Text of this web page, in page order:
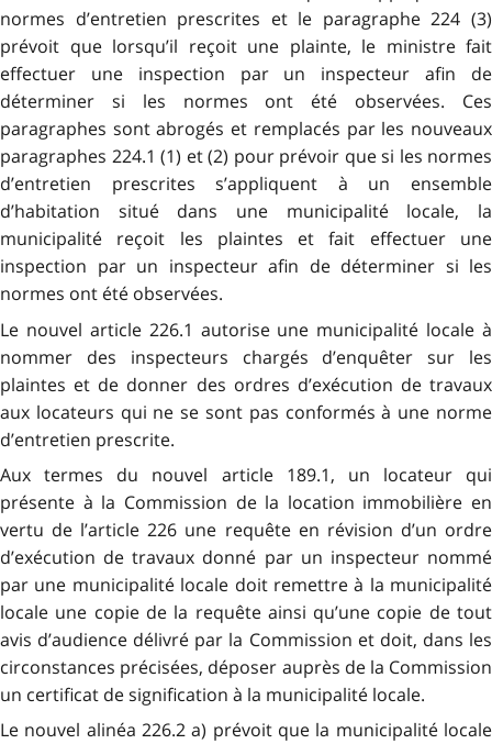
normes d’entretien prescrites et le paragraphe 224 (3)
prévoit que lorsqu’il reçoit une plainte, le ministre fait
effectuer une inspection par un inspecteur afin de
déterminer si les normes ont été observées. Ces
paragraphes sont abrogés et remplacés par les nouveaux
paragraphes 224.1 (1) et (2) pour prévoir que si les normes
d’entretien prescrites s’appliquent à un ensemble
d’habitation situé dans une municipalité locale, la
municipalité reçoit les plaintes et fait effectuer une
inspection par un inspecteur afin de déterminer si les
normes ont été observées.
Le nouvel article 226.1 autorise une municipalité locale à
nommer des inspecteurs chargés d’enquêter sur les
plaintes et de donner des ordres d’exécution de travaux
aux locateurs qui ne se sont pas conformés à une norme
d’entretien prescrite.
Aux termes du nouvel article 189.1, un locateur qui
présente à la Commission de la location immobilière en
vertu de l’article 226 une requête en révision d’un ordre
d’exécution de travaux donné par un inspecteur nommé
par une municipalité locale doit remettre à la municipalité
locale une copie de la requête ainsi qu’une copie de tout
avis d’audience délivré par la Commission et doit, dans les
circonstances précisées, déposer auprès de la Commission
un certificat de signification à la municipalité locale.
Le nouvel alinéa 226.2 a) prévoit que la municipalité locale